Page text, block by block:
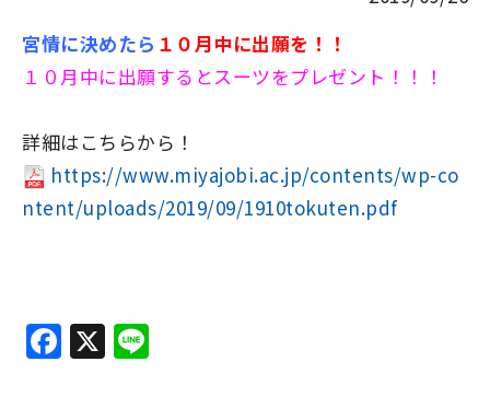
宮情に決めたら １０月中に出願を！！
１０月中に出願するとスーツをプレゼント！！！
詳細はこちらから！
https://www.miyajobi.ac.jp/contents/wp-co
ntent/uploads/2019/09/1910tokuten.pdf
F X